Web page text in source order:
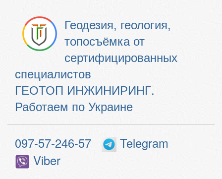
Геодезия, геология,
топосъёмка от
сертифицированных
специалистов
ГЕОТОП ИНЖИНИРИНГ.
Работаем по Украине
097-57-246-57
Telegram
Viber